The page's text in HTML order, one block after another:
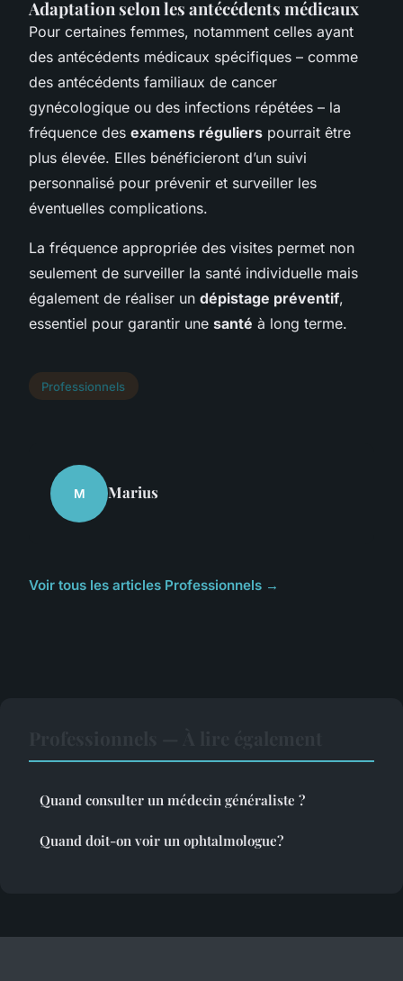
Adaptation selon les antécédents médicaux
Pour certaines femmes, notamment celles ayant
des antécédents médicaux spécifiques – comme
des antécédents familiaux de cancer
gynécologique ou des infections répétées – la
fréquence des examens réguliers pourrait être
plus élevée. Elles bénéficieront d’un suivi
personnalisé pour prévenir et surveiller les
éventuelles complications.
La fréquence appropriée des visites permet non
seulement de surveiller la santé individuelle mais
également de réaliser un dépistage préventif,
essentiel pour garantir une santé à long terme.
Professionnels
M Marius
Voir tous les articles Professionnels →
Quand consulter un médecin généraliste ?
Quand doit-on voir un ophtalmologue?